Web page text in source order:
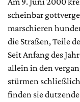
scheinbar
marschieren
die Straßen, Teile
Seit Anfang des
allein in den
stürmen
finden sie